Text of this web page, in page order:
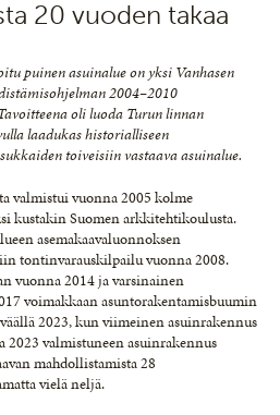
20 vuoden takaa
puinen asuinalue on yksi Vanhasen
2004–2010
oli luoda Turun linnan
laadukas historialliseen
toiveisiin vastaava asuinalue.
valmistui vuonna 2005 kolme
kustakin Suomen arkkitehtikoulusta.
asemakaavaluonnoksen
tontinvarauskilpailu vuonna 2008.
vuonna 2014 ja varsinainen
voimakkaan asuntorakentamisbuumin
2023, kun viimeinen asuinrakennus
valmistuneen asuinrakennus
mahdollistamista 28
vielä neljä.